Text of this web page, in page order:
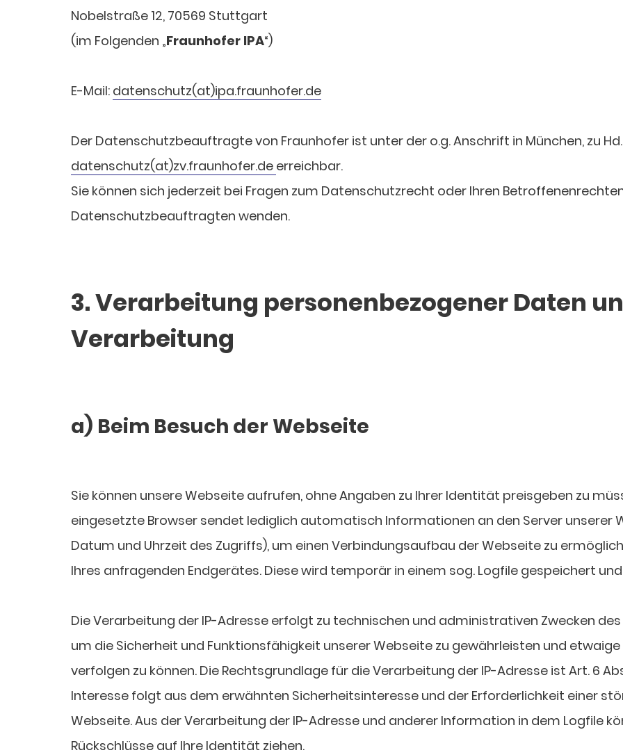
Nobelstraße 12, 70569 Stuttgart
(im Folgenden „Fraunhofer IPA“)
E-Mail: datenschutz(at)ipa.fraunhofer.de
Der Datenschutzbeauftragte von Fraunhofer ist unter der o.g. Anschrift in München, zu
datenschutz(at)zv.fraunhofer.de erreichbar.
Sie können sich jederzeit bei Fragen zum Datenschutzrecht oder Ihren
Datenschutzbeauftragten wenden.
3. Verarbeitung personenbezogener Daten
Verarbeitung
a) Beim Besuch der Webseite
Sie können unsere Webseite aufrufen, ohne Angaben zu Ihrer Identität preisgeben zu
eingesetzte Browser sendet lediglich automatisch Informationen an den Server unserer
Datum und Uhrzeit des Zugriffs), um einen Verbindungsaufbau der Webseite zu
Ihres anfragenden Endgerätes. Diese wird temporär in einem sog. Logfile gespeichert
Die Verarbeitung der IP-Adresse erfolgt zu technischen und administrativen Zwecken
um die Sicherheit und Funktionsfähigkeit unserer Webseite zu gewährleisten und
verfolgen zu können. Die Rechtsgrundlage für die Verarbeitung der IP-Adresse ist Art. 6
Interesse folgt aus dem erwähnten Sicherheitsinteresse und der Erforderlichkeit einer
Webseite. Aus der Verarbeitung der IP-Adresse und anderer Information in dem Logfile
Rückschlüsse auf Ihre Identität ziehen.